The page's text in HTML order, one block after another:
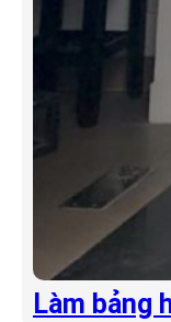
Làm bảng